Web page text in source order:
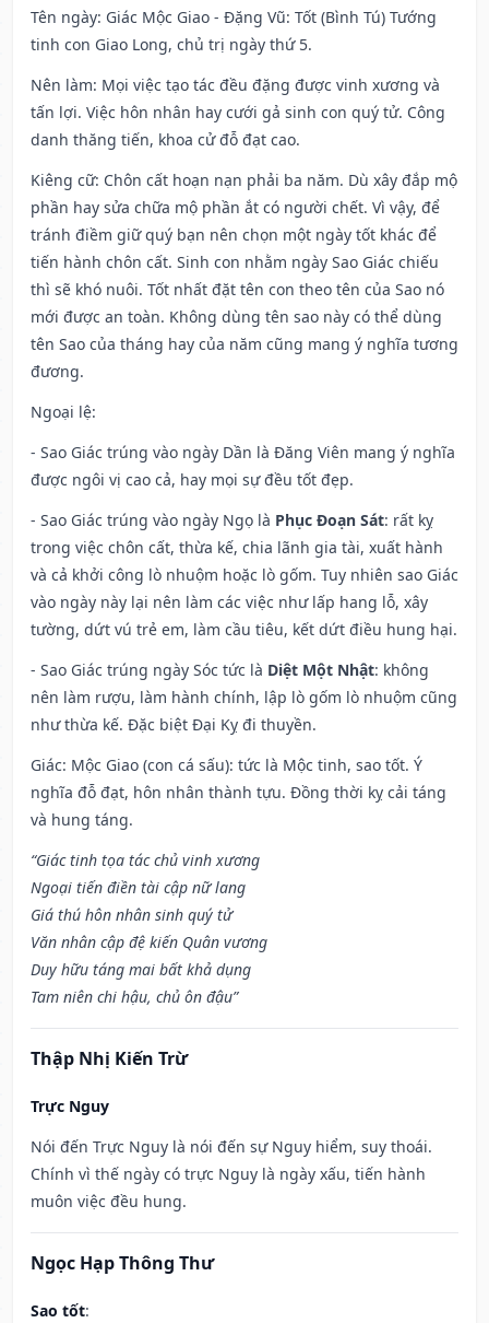
Tên ngày: Giác Mộc Giao - Đặng Vũ: Tốt (Bình Tú) Tướng
tinh con Giao Long, chủ trị ngày thứ 5.
Nên làm: Mọi việc tạo tác đều đặng được vinh xương và
tấn lợi. Việc hôn nhân hay cưới gả sinh con quý tử. Công
danh thăng tiến, khoa cử đỗ đạt cao.
Kiêng cữ: Chôn cất hoạn nạn phải ba năm. Dù xây đắp mộ
phần hay sửa chữa mộ phần ắt có người chết. Vì vậy, để
tránh điềm giữ quý bạn nên chọn một ngày tốt khác để
tiến hành chôn cất. Sinh con nhằm ngày Sao Giác chiếu
thì sẽ khó nuôi. Tốt nhất đặt tên con theo tên của Sao nó
mới được an toàn. Không dùng tên sao này có thể dùng
tên Sao của tháng hay của năm cũng mang ý nghĩa tương
đương.
Ngoại lệ:
- Sao Giác trúng vào ngày Dần là Đăng Viên mang ý nghĩa
được ngôi vị cao cả, hay mọi sự đều tốt đẹp.
- Sao Giác trúng vào ngày Ngọ là Phục Đoạn Sát: rất kỵ
trong việc chôn cất, thừa kế, chia lãnh gia tài, xuất hành
và cả khởi công lò nhuộm hoặc lò gốm. Tuy nhiên sao Giác
vào ngày này lại nên làm các việc như lấp hang lỗ, xây
tường, dứt vú trẻ em, làm cầu tiêu, kết dứt điều hung hại.
- Sao Giác trúng ngày Sóc tức là Diệt Một Nhật: không
nên làm rượu, làm hành chính, lập lò gốm lò nhuộm cũng
như thừa kế. Đặc biệt Đại Kỵ đi thuyền.
Giác: Mộc Giao (con cá sấu): tức là Mộc tinh, sao tốt. Ý
nghĩa đỗ đạt, hôn nhân thành tựu. Đồng thời kỵ cải táng
và hung táng.
“Giác tinh tọa tác chủ vinh xương
Ngoại tiến điền tài cập nữ lang
Giá thú hôn nhân sinh quý tử
Văn nhân cập đệ kiến Quân vương
Duy hữu táng mai bất khả dụng
Tam niên chi hậu, chủ ôn đậu”
Thập Nhị Kiến Trừ
Trực Nguy
Nói đến Trực Nguy là nói đến sự Nguy hiểm, suy thoái.
Chính vì thế ngày có trực Nguy là ngày xấu, tiến hành
muôn việc đều hung.
Ngọc Hạp Thông Thư
Sao tốt: